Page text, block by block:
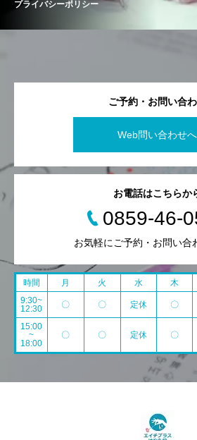
プライバシーポリシー
ご予約・お問い合
Web問い合わせへ
お電話はこちらか
0859-46-
お気軽にご予約・お問い合
時間 月 火 水 木
9:30~
12:30
〇 〇 定休 〇
15:00
~
18:00
〇 〇 定休 〇